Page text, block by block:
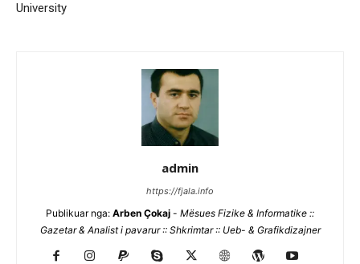
University
admin
https://fjala.info
Publikuar nga: Arben Çokaj - Mësues Fizike & Informatike ::
Gazetar & Analist i pavarur :: Shkrimtar :: Ueb- & Grafikdizajner